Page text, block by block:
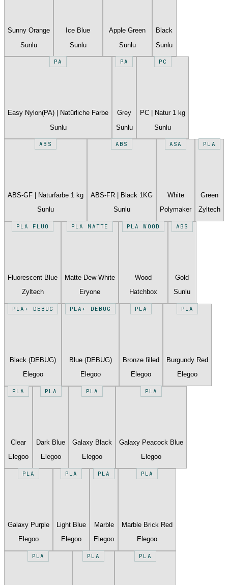
Sunny Orange
Sunlu
Ice Blue
Sunlu
Apple Green
Sunlu
Black
Sunlu
PA
Easy Nylon(PA) | Natürliche Farbe
Sunlu
PA
Grey
Sunlu
PC
PC | Natur 1 kg
Sunlu
ABS
ABS-GF | Naturfarbe 1 kg
Sunlu
ABS
ABS-FR | Black 1KG
Sunlu
ASA
White
Polymaker
PLA
Green
Zyltech
PLA FLUO
Fluorescent Blue
Zyltech
PLA MATTE
Matte Dew White
Eryone
PLA WOOD
Wood
Hatchbox
ABS
Gold
Sunlu
PLA+ DEBUG
Black (DEBUG)
Elegoo
PLA+ DEBUG
Blue (DEBUG)
Elegoo
PLA
Bronze filled
Elegoo
PLA
Burgundy Red
Elegoo
PLA
Clear
Elegoo
PLA
Dark Blue
Elegoo
PLA
Galaxy Black
Elegoo
PLA
Galaxy Peacock Blue
Elegoo
PLA
Galaxy Purple
Elegoo
PLA
Light Blue
Elegoo
PLA
Marble
Elegoo
PLA
Marble Brick Red
Elegoo
PLA PLA PLA